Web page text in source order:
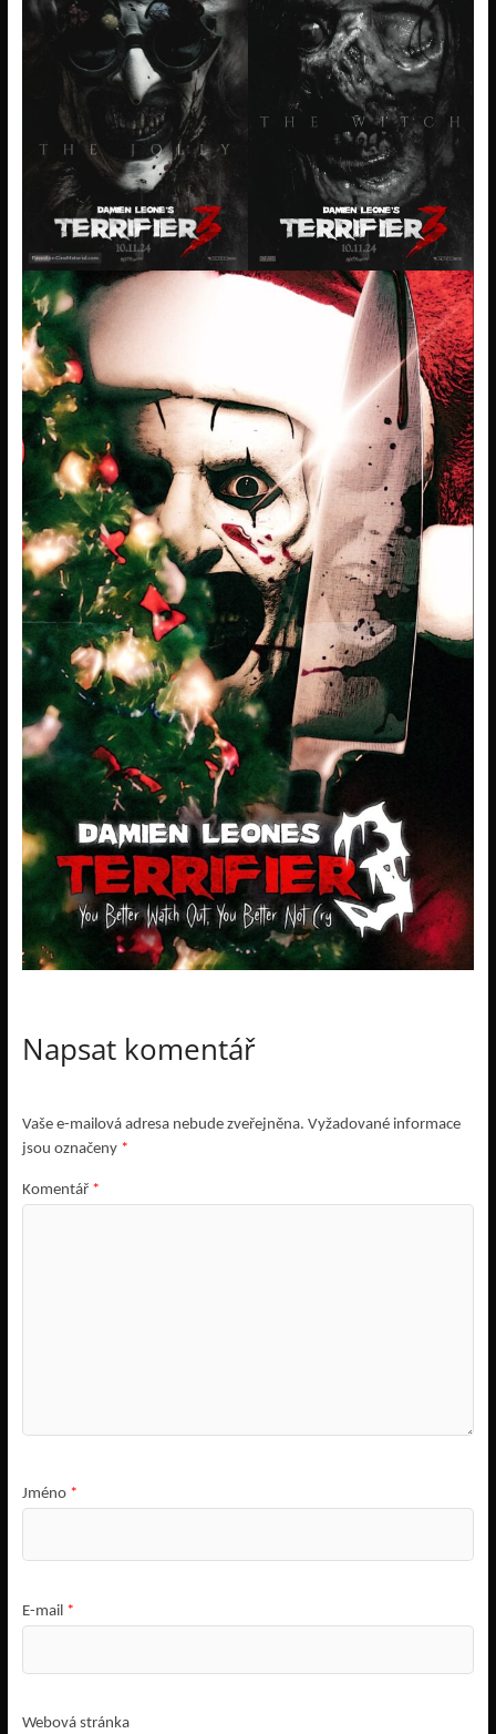
Napsat komentář
Vaše e-mailová adresa nebude zveřejněna. Vyžadované informace
jsou označeny *
Komentář *
Jméno *
E-mail *
Webová stránka